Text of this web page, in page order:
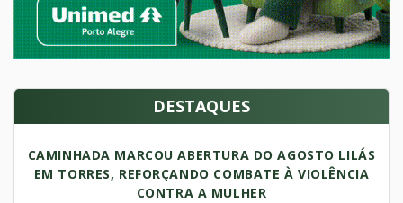
DESTAQUES
CAMINHADA MARCOU ABERTURA DO AGOSTO LILÁS
EM TORRES, REFORÇANDO COMBATE À VIOLÊNCIA
CONTRA A MULHER